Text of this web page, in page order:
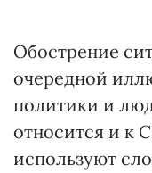
Обострение
очередной
политики и
относится и к
используют